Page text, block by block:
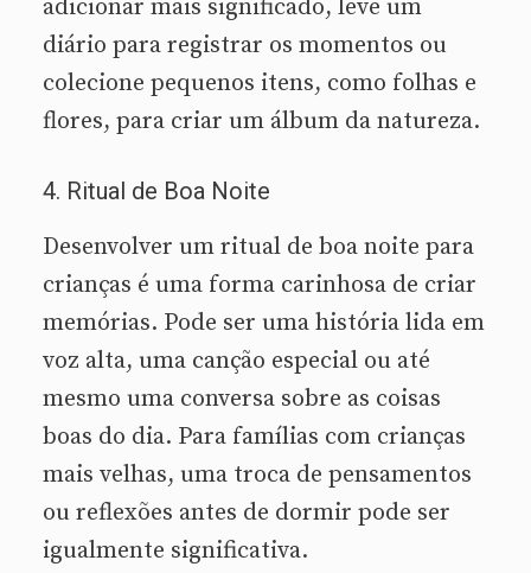
adicionar mais significado, leve um
diário para registrar os momentos ou
colecione pequenos itens, como folhas e
flores, para criar um álbum da natureza.
4. Ritual de Boa Noite
Desenvolver um ritual de boa noite para
crianças é uma forma carinhosa de criar
memórias. Pode ser uma história lida em
voz alta, uma canção especial ou até
mesmo uma conversa sobre as coisas
boas do dia. Para famílias com crianças
mais velhas, uma troca de pensamentos
ou reflexões antes de dormir pode ser
igualmente significativa.